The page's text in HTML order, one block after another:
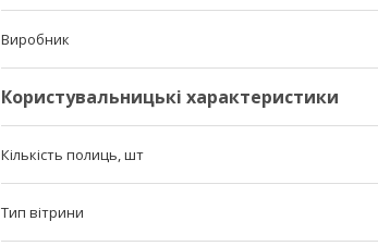
Виробник
Користувальницькі характеристики
Кількість полиць, шт
Тип вітрини